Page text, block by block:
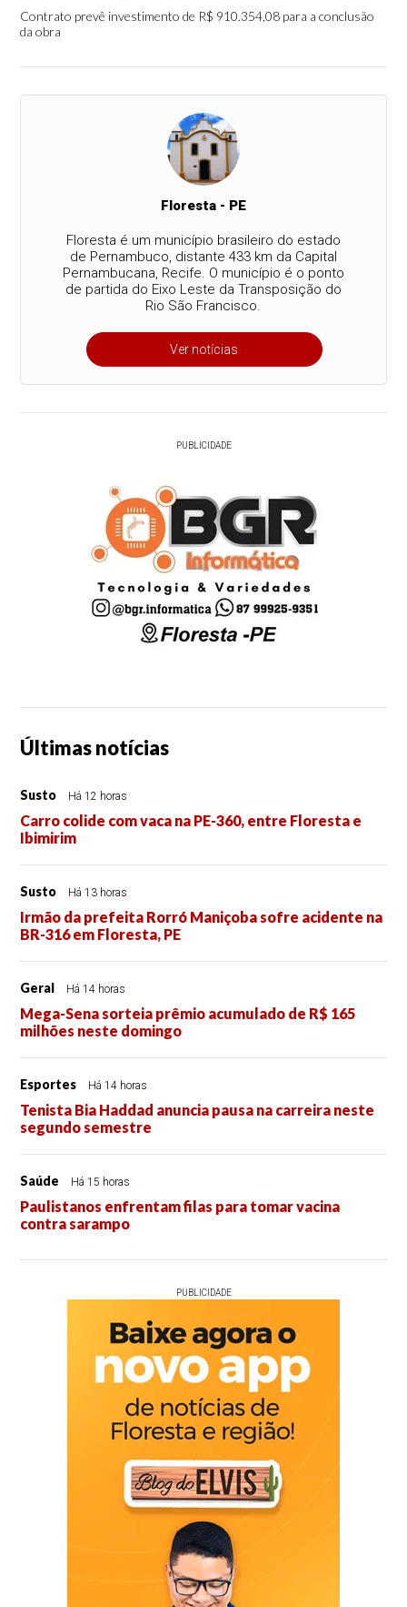
Contrato prevê investimento de R$ 910.354,08 para a conclusão
da obra
Floresta - PE
Floresta é um município brasileiro do estado
de Pernambuco, distante 433 km da Capital
Pernambucana, Recife. O município é o ponto
de partida do Eixo Leste da Transposição do
Rio São Francisco.
Ver notícias
PUBLICIDADE
Últimas notícias
Susto Há 12 horas
Carro colide com vaca na PE-360, entre Floresta e
Ibimirim
Susto Há 13 horas
Irmão da prefeita Rorró Maniçoba sofre acidente na
BR-316 em Floresta, PE
Geral Há 14 horas
Mega-Sena sorteia prêmio acumulado de R$ 165
milhões neste domingo
Esportes Há 14 horas
Tenista Bia Haddad anuncia pausa na carreira neste
segundo semestre
Saúde Há 15 horas
Paulistanos enfrentam filas para tomar vacina
contra sarampo
PUBLICIDADE